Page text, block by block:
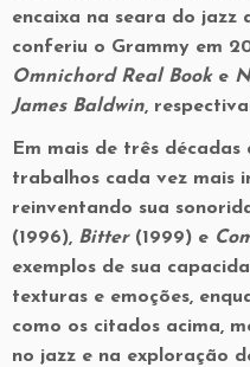
encaixa na seara do
conferiu o Grammy em
Omnichord Real Booke
James Baldwin,
Em mais de três
trabalhos cada vez mais
reinventando sua
(1996), Bitter (1999) e
exemplos de sua
texturas e emoções,
como os citados acima,
no jazz e na exploração